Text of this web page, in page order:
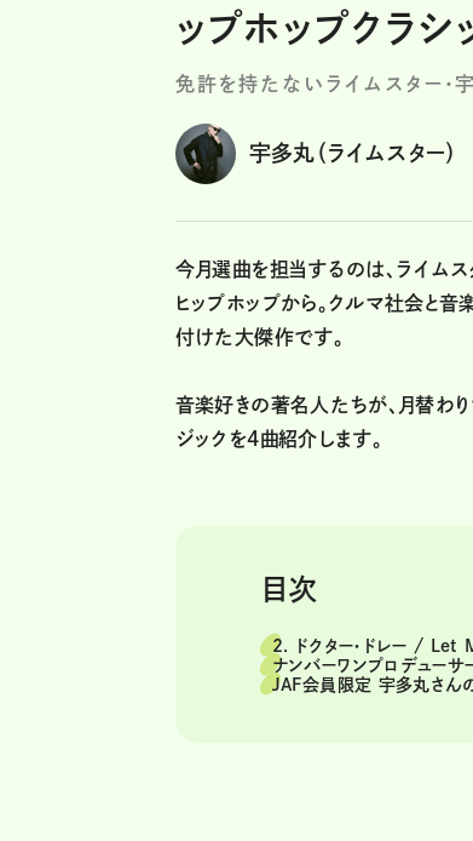
ップホップクラシ
免許を持たないライムスター・
宇多丸（ライムスター）
今月選曲を担当するのは、ライム
ヒップホップから。クルマ社会と
付けた大傑作です。
音楽好きの著名人たちが、月替わ
ジックを4曲紹介します。
目次
2. ドクター・ドレー / Let
ナンバーワンプロデュー
JAF会員限定 宇多丸さん